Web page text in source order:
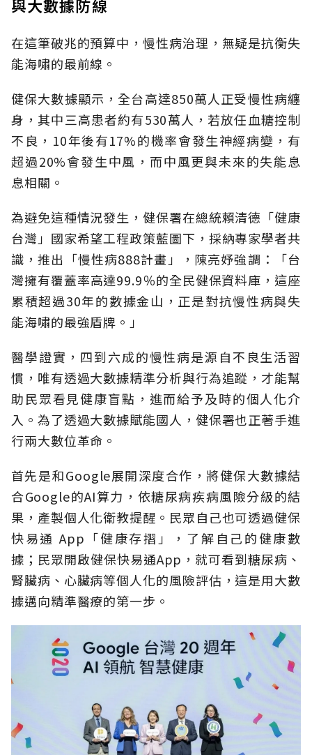
與大數據防線
在這筆破兆的預算中，慢性病治理，無疑是抗衡失
能海嘯的最前線。
健保大數據顯示，全台高達850萬人正受慢性病纏
身，其中三高患者約有530萬人，若放任血糖控制
不良，10年後有17%的機率會發生神經病變，有
超過20%會發生中風，而中風更與未來的失能息
息相關。
為避免這種情況發生，健保署在總統賴清德「健康
台灣」國家希望工程政策藍圖下，採納專家學者共
識，推出「慢性病888計畫」，陳亮妤強調：「台
灣擁有覆蓋率高達99.9％的全民健保資料庫，這座
累積超過30年的數據金山，正是對抗慢性病與失
能海嘯的最強盾牌。」
醫學證實，四到六成的慢性病是源自不良生活習
慣，唯有透過大數據精準分析與行為追蹤，才能幫
助民眾看見健康盲點，進而給予及時的個人化介
入。為了透過大數據賦能國人，健保署也正著手進
行兩大數位革命。
首先是和Google展開深度合作，將健保大數據結
合Google的AI算力，依糖尿病疾病風險分級的結
果，產製個人化衛教提醒。民眾自己也可透過健保
快易通 App「健康存摺」，了解自己的健康數
據；民眾開啟健保快易通App，就可看到糖尿病、
腎臟病、心臟病等個人化的風險評估，這是用大數
據邁向精準醫療的第一步。